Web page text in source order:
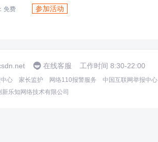
免费 参加活动
在线客服 工作时间 8:30-22:00
心 家长监护 网络110报警服务 中国互联网举报中心
乐知网络技术有限公司